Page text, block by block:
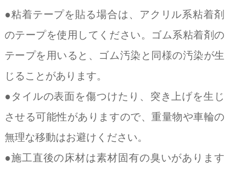
●粘着テープを貼る場合は、アクリル系粘着剤
のテープを使用してください。ゴム系粘着剤の
テープを用いると、ゴム汚染と同様の汚染が生
じることがあります。
●タイルの表面を傷つけたり、突き上げを生じ
させる可能性がありますので、重量物や車輪の
無理な移動はお避けください。
●施工直後の床材は素材固有の臭いがあります